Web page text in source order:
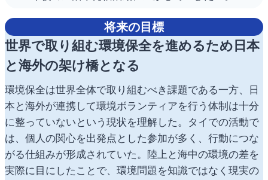
将来の目標
世界で取り組む環境保全を進めるため日本
と海外の架け橋となる
環境保全は世界全体で取り組むべき課題である一方、日
本と海外が連携して環境ボランティアを行う体制は十分
に整っていないという現状を理解した。タイでの活動で
は、個人の関心を出発点とした参加が多く、行動につな
がる仕組みが形成されていた。陸上と海中の環境の差を
実際に目にしたことで、環境問題を知識ではなく現実の